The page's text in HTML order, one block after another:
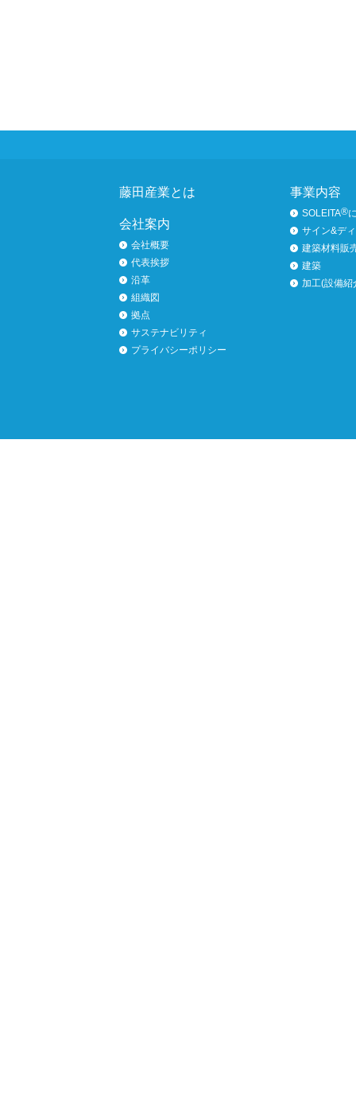
藤田産業とは
会社案内
会社概要
代表挨拶
沿革
組織図
拠点
サステナビリティ
プライバシーポリシー
事業内容
SOLEITA®
サイン&デ
建築材料販
建築
加工(設備紹